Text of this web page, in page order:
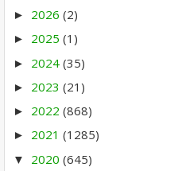
► 2026 (2)
► 2025 (1)
► 2024 (35)
► 2023 (21)
► 2022 (868)
► 2021 (1285)
▼ 2020 (645)